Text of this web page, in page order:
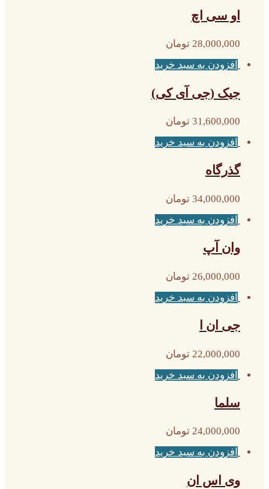
او سی اچ
28,000,000 تومان
افزودن به سبد خرید
جیک (جی آی کی)
31,600,000 تومان
افزودن به سبد خرید
گذرگاه
34,000,000 تومان
افزودن به سبد خرید
وان آپ
26,000,000 تومان
افزودن به سبد خرید
جی ان ا
22,000,000 تومان
افزودن به سبد خرید
سلما
24,000,000 تومان
افزودن به سبد خرید
وی اس ان